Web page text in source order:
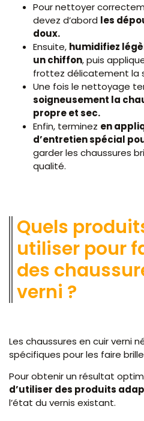
Pour nettoyer
devez d’abord les
doux.
Ensuite, humidifiez
un chiffon, puis
frottez délicatement la
Une fois le nettoyage
soigneusement la
propre et sec.
Enfin, terminez en
d’entretien spécial
garder les chaussures
qualité.
Quels
utiliser pour
des
verni ?
Les chaussures en cuir verni
spécifiques pour les faire
Pour obtenir un résultat
d’utiliser des produits
l’état du vernis existant.